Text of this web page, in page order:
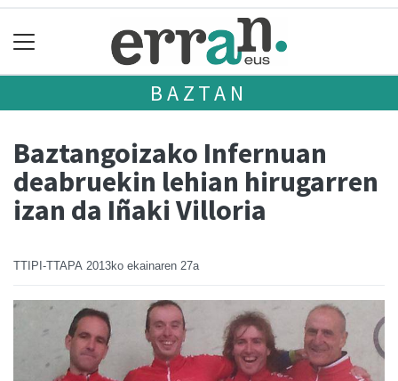
BAZTAN
Baztangoizako Infernuan
deabruekin lehian hirugarren
izan da Iñaki Villoria
TTIPI-TTAPA 2013ko ekainaren 27a